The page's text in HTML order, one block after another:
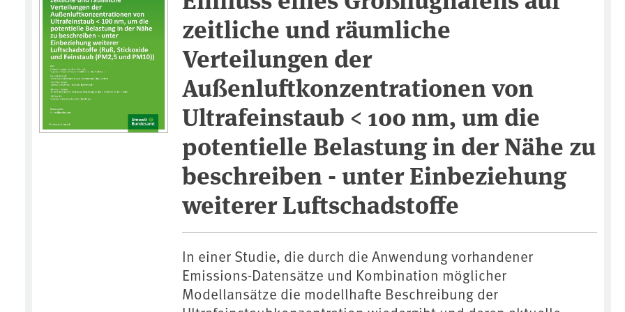
zeitliche und räumliche
Verteilungen der
Außenluftkonzentrationen von
Ultrafeinstaub < 100 nm, um die
potentielle Belastung in der Nähe zu
beschreiben - unter Einbeziehung
weiterer Luftschadstoffe
In einer Studie, die durch die Anwendung vorhandener
Emissions-Datensätze und Kombination möglicher
Modellansätze die modellhafte Beschreibung der